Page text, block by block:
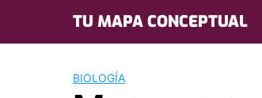
content
TU MAPA CONCEPTUAL
BIOLOGÍA